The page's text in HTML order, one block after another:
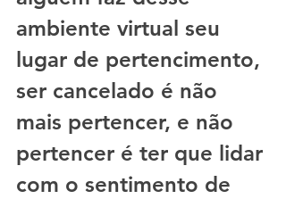
ambiente virtual seu
lugar de pertencimento,
ser cancelado é não
mais pertencer, e não
pertencer é ter que lidar
com o sentimento de